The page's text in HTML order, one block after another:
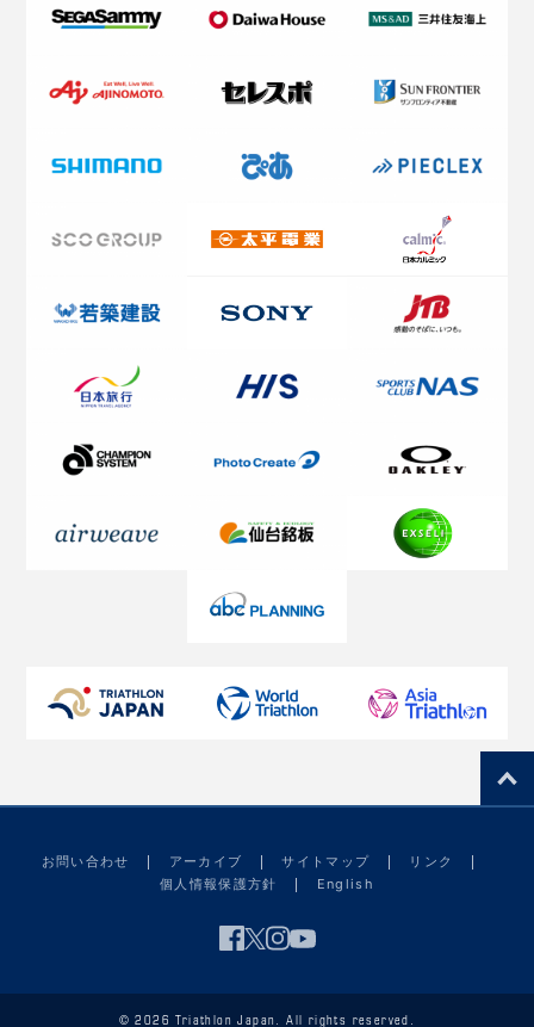
お問い合わせ アーカイブ サイトマップ
リンク
個人情報保護方針
English
© 2026 Triathlon Japan. All rights reserved.